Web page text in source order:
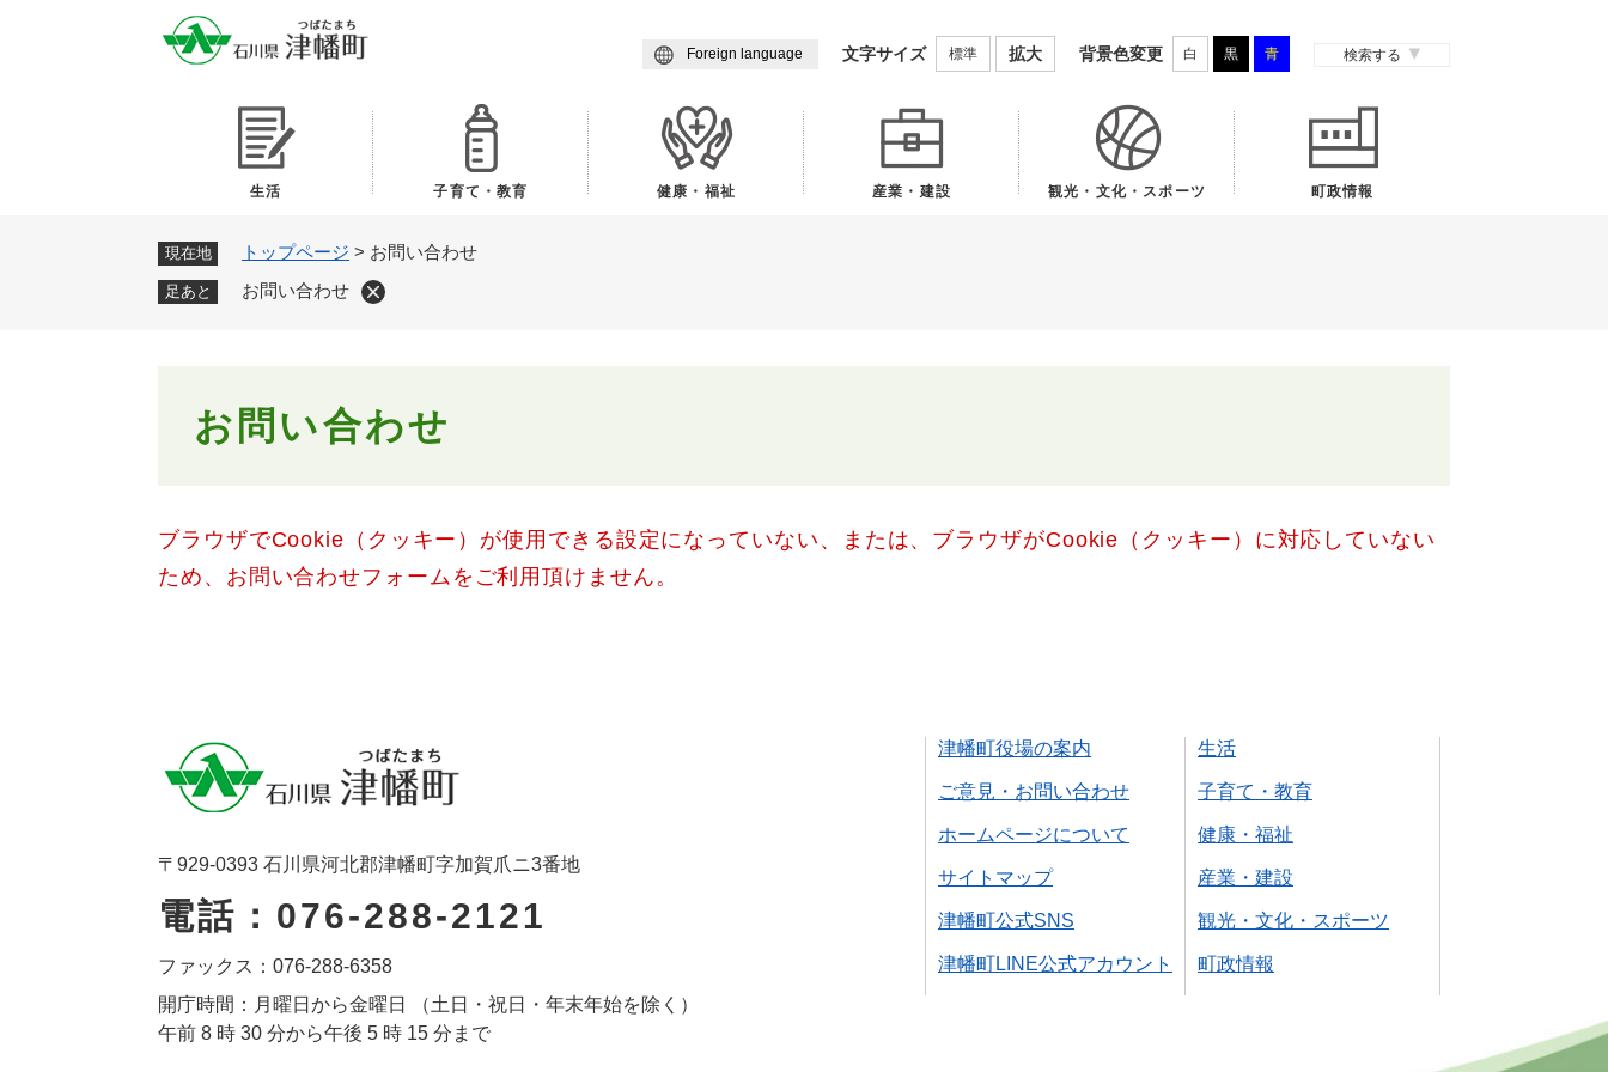
Foreign language 文字サイズ 標準 拡大 背景色変更 白 黒 青 検索する
生活 子育て・教育 健康・福祉 産業・建設 観光・文化・スポーツ 町政情報
現在地 トップページ > お問い合わせ
足あと お問い合わせ
お問い合わせ
ブラウザでCookie（クッキー）が使用できる設定になっていない、または、ブラウザがCookie（クッキー）に対応していない
ため、お問い合わせフォームをご利用頂けません。
〒929-0393 石川県河北郡津幡町字加賀爪ニ3番地
電話：076-288-2121
ファックス：076-288-6358
開庁時間：月曜日から金曜日 （土日・祝日・年末年始を除く）
午前 8 時 30 分から午後 5 時 15 分まで
津幡町役場の案内
ご意見・お問い合わせ
ホームページについて
サイトマップ
津幡町公式SNS
津幡町LINE公式アカウント
生活
子育て・教育
健康・福祉
産業・建設
観光・文化・スポーツ
町政情報